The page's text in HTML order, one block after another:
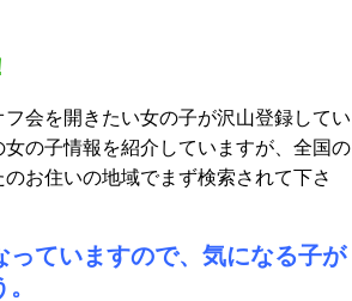
会を開きたい女の子が沢山登録してい
の子情報を紹介していますが、全国の
お住いの地域でまず検索されて下さ
ていますので、気になる子が